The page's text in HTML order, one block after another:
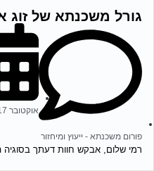
גורל משכנתא של זוג
פורום משכנתא - ייעוץ ומיחזור
אוקטובר 17, 2004
רמי שלום, אבקש חוות דעתך בסוגיה